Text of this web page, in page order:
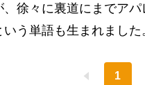
徐々に裏道にまでア
う単語も生まれました
1